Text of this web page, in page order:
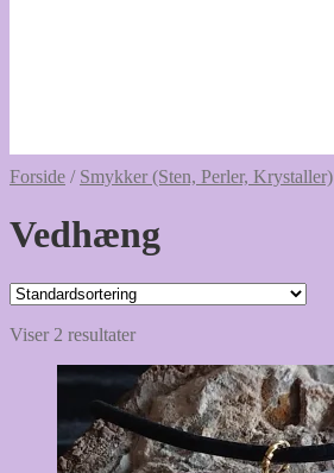
Forside / Smykker (Sten, Perler, Krystaller)
Vedhæng
Viser 2 resultater